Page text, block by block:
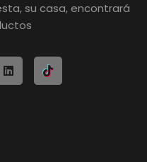
su casa, encontrará